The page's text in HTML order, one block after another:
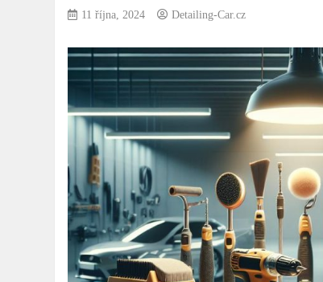
11 října, 2024 Detailing-Car.cz